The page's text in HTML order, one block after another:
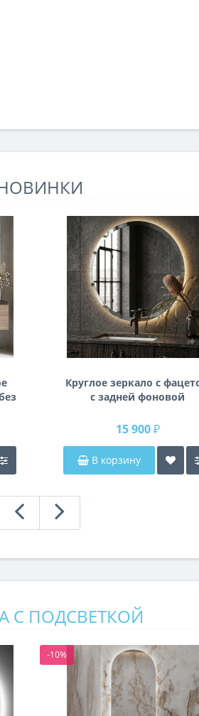
Круглое зеркало с
с задней фоновой
15 900 ₽
В корзину
С ПОДСВЕТКОЙ
-10%